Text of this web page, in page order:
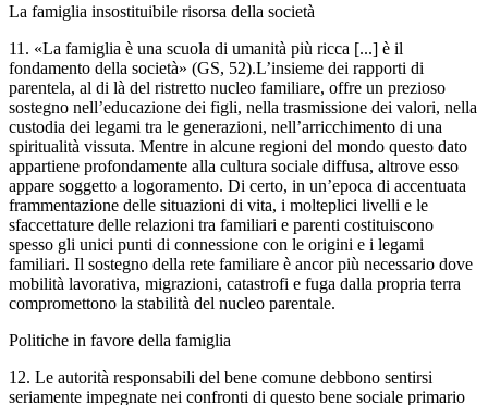
La famiglia insostituibile risorsa della società
11. «La famiglia è una scuola di umanità più ricca [...] è il
fondamento della società» (GS, 52).L’insieme dei rapporti di
parentela, al di là del ristretto nucleo familiare, offre un prezioso
sostegno nell’educazione dei figli, nella trasmissione dei valori, nella
custodia dei legami tra le generazioni, nell’arricchimento di una
spiritualità vissuta. Mentre in alcune regioni del mondo questo dato
appartiene profondamente alla cultura sociale diffusa, altrove esso
appare soggetto a logoramento. Di certo, in un’epoca di accentuata
frammentazione delle situazioni di vita, i molteplici livelli e le
sfaccettature delle relazioni tra familiari e parenti costituiscono
spesso gli unici punti di connessione con le origini e i legami
familiari. Il sostegno della rete familiare è ancor più necessario dove
mobilità lavorativa, migrazioni, catastrofi e fuga dalla propria terra
compromettono la stabilità del nucleo parentale.
Politiche in favore della famiglia
12. Le autorità responsabili del bene comune debbono sentirsi
seriamente impegnate nei confronti di questo bene sociale primario